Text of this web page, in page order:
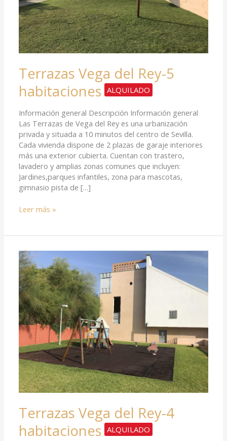
Terrazas Vega del Rey-5
habitaciones ALQUILADO
Información general Descripción Información general
Las Terrazas de Vega del Rey es una urbanización
privada y situada a 10 minutos del centro de Sevilla.
Cada vivienda dispone de 2 plazas de garaje interiores
más una exterior cubierta. Cuentan con trastero,
lavadero y amplias zonas comunes que incluyen:
Jardines,parques infantiles, zona para mascotas,
gimnasio pista de […]
Leer más »
Terrazas Vega del Rey-4
habitaciones ALQUILADO
Terrazas
Vega
del
Rey-
4
habitaciones
ALQUILADO